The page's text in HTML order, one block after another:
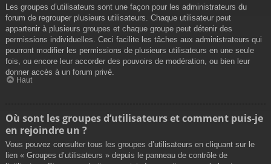
Les groupes d’utilisateurs sont une façon pour les administrateurs du
forum de regrouper plusieurs utilisateurs. Chaque utilisateur peut
appartenir à plusieurs groupes et chaque groupe peut détenir des
permissions individuelles. Ceci facilite les tâches aux administrateurs qui
pourront modifier les permissions de plusieurs utilisateurs en une seule
fois, ou encore leur accorder des pouvoirs de modération, ou bien leur
donner accès à un forum privé.
Haut
Où sont les groupes d’utilisateurs et comment puis-je
en rejoindre un ?
Vous pouvez consulter tous les groupes d’utilisateurs en cliquant sur le
lien « Groupes d’utilisateurs » depuis le panneau de contrôle de